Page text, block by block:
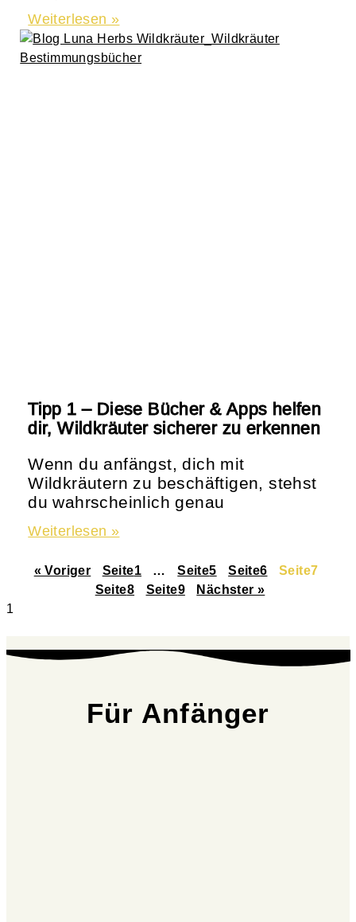
Weiterlesen »
Tipp 1 – Diese Bücher & Apps helfen
dir, Wildkräuter sicherer zu erkennen
Wenn du anfängst, dich mit
Wildkräutern zu beschäftigen, stehst
du wahrscheinlich genau
Weiterlesen »
« Voriger Seite1 … Seite5 Seite6 Seite7
Seite8 Seite9 Nächster »
Für Anfänger